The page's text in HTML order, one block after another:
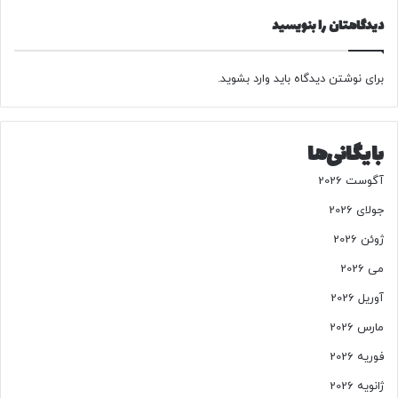
پ
/
س
م
ز
گ
د
ش
ت
ه
ر
دیدگاهتان را بنویسید
برای نوشتن دیدگاه باید وارد بشوید.
بایگانی‌ها
آگوست 2026
جولای 2026
ژوئن 2026
می 2026
آوریل 2026
مارس 2026
فوریه 2026
ژانویه 2026